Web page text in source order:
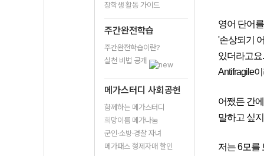
장학생 활동 가이드
주간완전학습
주간완전학습이란?
실천 비법 공개
메가스터디 사회공헌
함께하는 메가스터디
희망이룸 메가나눔
군인·소방·경찰 자녀
메가패스 형제자매 할인
영어 단어
'손상되기
있더라고
Antifragile
어쨌든 간
말하고 싶
저는 6모를